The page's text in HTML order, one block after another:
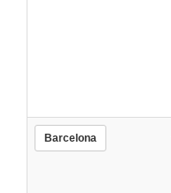
Barcelona